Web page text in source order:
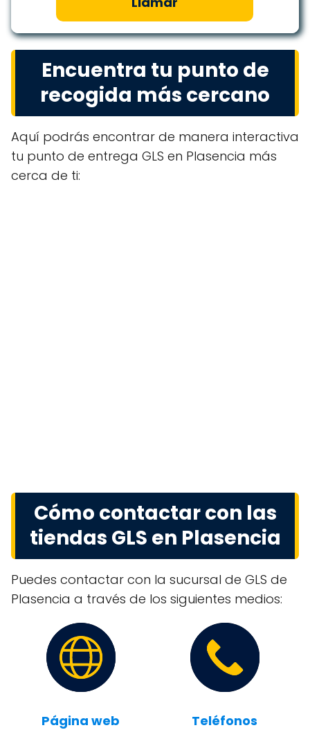
Encuentra tu punto de
recogida más cercano
Aquí podrás encontrar de manera interactiva
tu punto de entrega GLS en Plasencia más
cerca de ti:
Cómo contactar con las
tiendas GLS en Plasencia
Puedes contactar con la sucursal de GLS de
Plasencia a través de los siguientes medios:
Página web Teléfonos